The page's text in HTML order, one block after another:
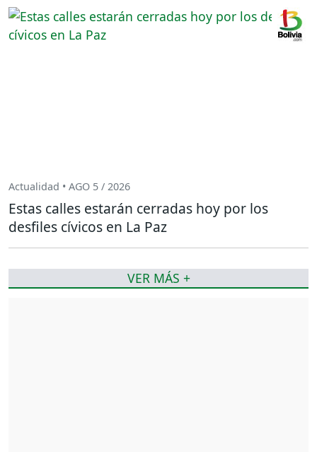
Actualidad • AGO 5 / 2026
Estas calles estarán cerradas hoy por los
desfiles cívicos en La Paz
VER MÁS +